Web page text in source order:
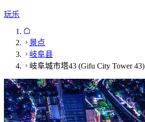
玩乐
景点
岐阜县
岐阜城市塔43 (Gifu City Tower 43)